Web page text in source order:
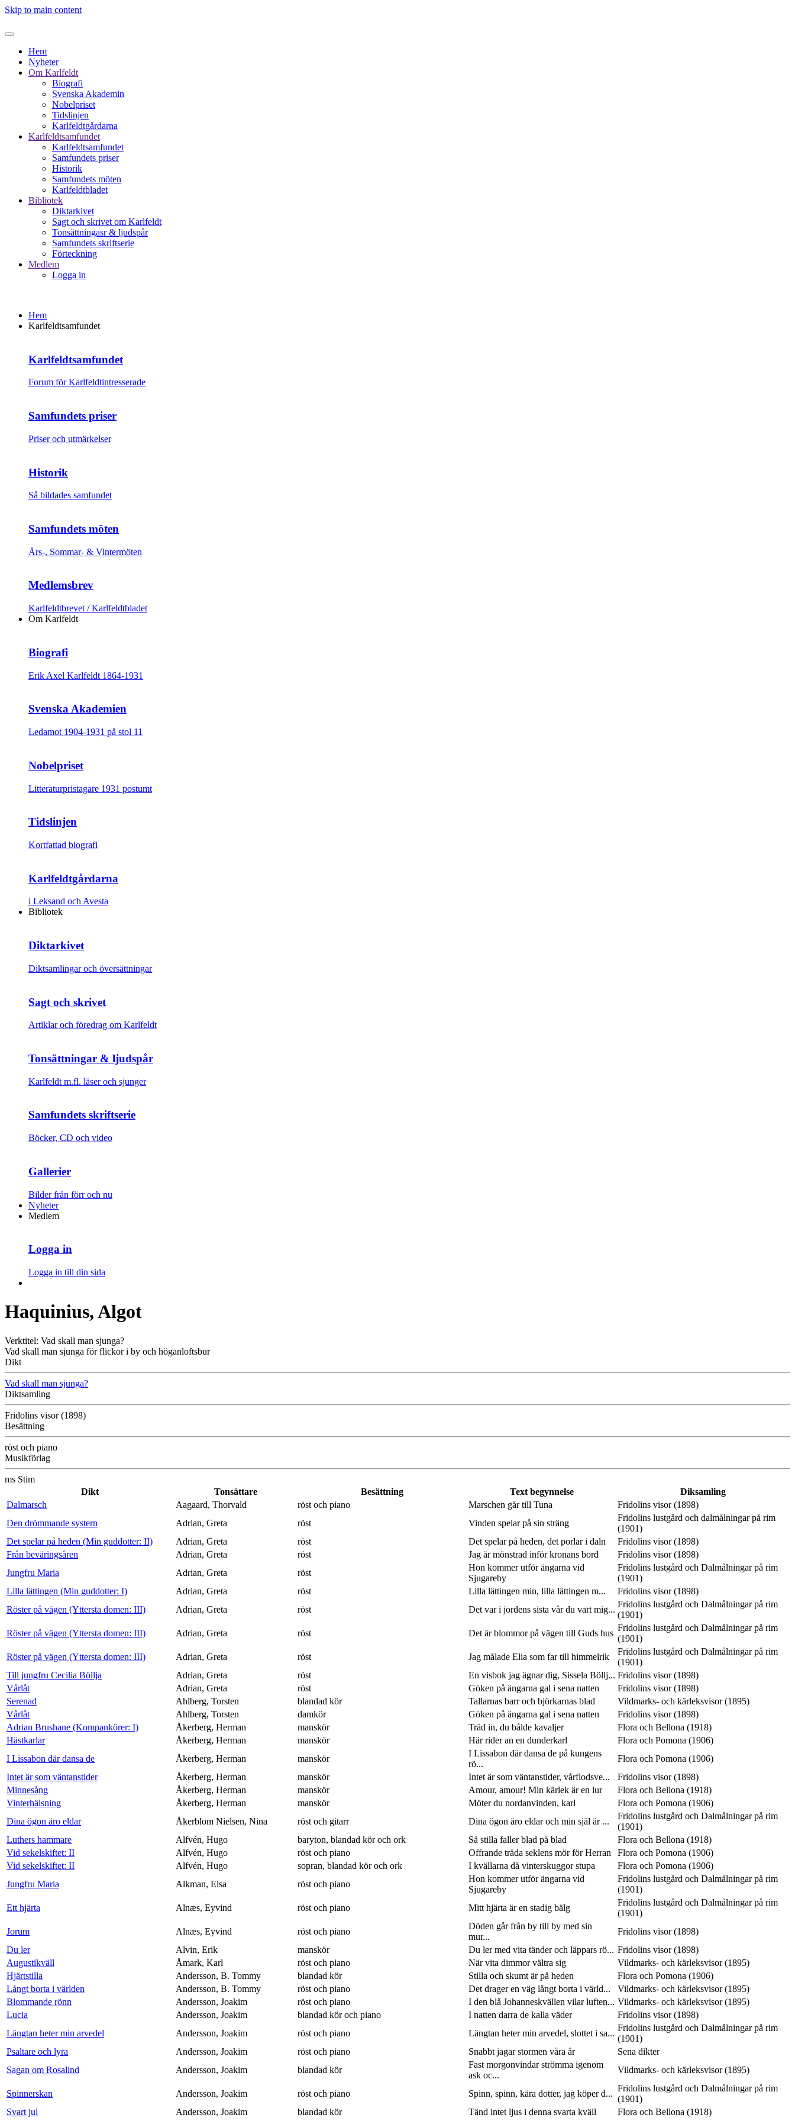
Skip to main content
Hem
Nyheter
Om Karlfeldt
Biografi
Svenska Akademin
Nobelpriset
Tidslinjen
Karlfeldtgårdarna
Karlfeldtsamfundet
Karlfeldtsamfundet
Samfundets priser
Historik
Samfundets möten
Karlfeldtbladet
Bibliotek
Diktarkivet
Sagt och skrivet om Karlfeldt
Tonsättningasr & ljudspår
Samfundets skriftserie
Förteckning
Medlem
Logga in
Hem
Karlfeldtsamfundet
Karlfeldtsamfundet
Forum för Karlfeldtintresserade
Samfundets priser
Priser och utmärkelser
Historik
Så bildades samfundet
Samfundets möten
Års-, Sommar- & Vintermöten
Medlemsbrev
Karlfeldtbrevet / Karlfeldtbladet
Om Karlfeldt
Biografi
Erik Axel Karlfeldt 1864-1931
Svenska Akademien
Ledamot 1904-1931 på stol 11
Nobelpriset
Litteraturpristagare 1931 postumt
Tidslinjen
Kortfattad biografi
Karlfeldtgårdarna
i Leksand och Avesta
Bibliotek
Diktarkivet
Diktsamlingar och översättningar
Sagt och skrivet
Artiklar och föredrag om Karlfeldt
Tonsättningar & ljudspår
Karlfeldt m.fl. läser och sjunger
Samfundets skriftserie
Böcker, CD och video
Gallerier
Bilder från förr och nu
Nyheter
Medlem
Logga in
Logga in till din sida
Haquinius, Algot
Verktitel: Vad skall man sjunga?
Vad skall man sjunga för flickor i by och höganloftsbur
Dikt
Vad skall man sjunga?
Diktsamling
Fridolins visor (1898)
Besättning
röst och piano
Musikförlag
ms Stim
Dikt
Tonsättare Besättning Text begynnelse
Diksamling
Dalmarsch
Aagaard, Thorvald röst och piano Marschen går till Tuna
Fridolins visor (1898)
Den drömmande systern
Adrian, Greta röst Vinden spelar på sin sträng
Fridolins lustgård och dalmålningar på rim
(1901)
Det spelar på heden (Min guddotter: II)
Adrian, Greta röst Det spelar på heden, det porlar i daln
Fridolins visor (1898)
Från beväringsåren
Adrian, Greta röst Jag är mönstrad inför kronans bord
Fridolins visor (1898)
Jungfru Maria
Adrian, Greta röst
Hon kommer utför ängarna vid
Sjugareby
Fridolins lustgård och Dalmålningar på rim
(1901)
Lilla lättingen (Min guddotter: I)
Adrian, Greta röst Lilla lättingen min, lilla lättingen m...
Fridolins visor (1898)
Röster på vägen (Yttersta domen: III)
Adrian, Greta röst Det var i jordens sista vår du vart mig...
Fridolins lustgård och Dalmålningar på rim
(1901)
Röster på vägen (Yttersta domen: III)
Adrian, Greta röst Det är blommor på vägen till Guds hus
Fridolins lustgård och Dalmålningar på rim
(1901)
Röster på vägen (Yttersta domen: III)
Adrian, Greta röst Jag målade Elia som far till himmelrik
Fridolins lustgård och Dalmålningar på rim
(1901)
Till jungfru Cecilia Böllja
Adrian, Greta röst En visbok jag ägnar dig, Sissela Böllj... Fridolins visor (1898)
Vårlåt
Adrian, Greta röst Göken på ängarna gal i sena natten
Fridolins visor (1898)
Serenad
Ahlberg, Torsten blandad kör Tallarnas barr och björkarnas blad
Vildmarks- och kärleksvisor (1895)
Vårlåt
Ahlberg, Torsten damkör Göken på ängarna gal i sena natten
Fridolins visor (1898)
Adrian Brushane (Kompankörer: I)
Åkerberg, Herman manskör Träd in, du bålde kavaljer
Flora och Bellona (1918)
Hästkarlar
Åkerberg, Herman manskör Här rider an en dunderkarl
Flora och Pomona (1906)
I Lissabon där dansa de
Åkerberg, Herman manskör
I Lissabon där dansa de på kungens
rö...
Flora och Pomona (1906)
Intet är som väntanstider
Åkerberg, Herman manskör Intet är som väntanstider, vårflodsve...
Fridolins visor (1898)
Minnesång
Åkerberg, Herman manskör Amour, amour! Min kärlek är en lur
Flora och Bellona (1918)
Vinterhälsning
Åkerberg, Herman manskör Möter du nordanvinden, karl
Flora och Pomona (1906)
Dina ögon äro eldar
Åkerblom Nielsen, Nina röst och gitarr Dina ögon äro eldar och min själ är ...
Fridolins lustgård och Dalmålningar på rim
(1901)
Luthers hammare
Alfvén, Hugo baryton, blandad kör och ork Så stilla faller blad på blad
Flora och Bellona (1918)
Vid sekelskiftet: II
Alfvén, Hugo röst och piano Offrande träda seklens mör för Herran
Flora och Pomona (1906)
Vid sekelskiftet: II
Alfvén, Hugo sopran, blandad kör och ork I kvällarna då vinterskuggor stupa
Flora och Pomona (1906)
Jungfru Maria
Alkman, Elsa röst och piano
Hon kommer utför ängarna vid
Sjugareby
Fridolins lustgård och Dalmålningar på rim
(1901)
Ett hjärta
Alnæs, Eyvind röst och piano Mitt hjärta är en stadig bälg
Fridolins lustgård och Dalmålningar på rim
(1901)
Jorum
Alnæs, Eyvind röst och piano
Döden går från by till by med sin
mur...
Fridolins visor (1898)
Du ler
Alvin, Erik manskör Du ler med vita tänder och läppars rö... Fridolins visor (1898)
Augustikväll
Åmark, Karl röst och piano När vita dimmor vältra sig
Vildmarks- och kärleksvisor (1895)
Hjärtstilla
Andersson, B. Tommy blandad kör Stilla och skumt är på heden
Flora och Pomona (1906)
Långt borta i världen
Andersson, B. Tommy röst och piano Det drager en väg långt borta i värld...
Vildmarks- och kärleksvisor (1895)
Blommande rönn
Andersson, Joakim röst och piano I den blå Johanneskvällen vilar luften... Vildmarks- och kärleksvisor (1895)
Lucia
Andersson, Joakim blandad kör och piano I natten darra de kalla väder
Fridolins visor (1898)
Längtan heter min arvedel
Andersson, Joakim röst och piano Längtan heter min arvedel, slottet i sa...
Fridolins lustgård och Dalmålningar på rim
(1901)
Psaltare och lyra
Andersson, Joakim röst och piano Snabbt jagar stormen våra år
Sena dikter
Sagan om Rosalind
Andersson, Joakim blandad kör
Fast morgonvindar strömma igenom
ask oc...
Vildmarks- och kärleksvisor (1895)
Spinnerskan Andersson, Joakim röst och piano Spinn, spinn, kära dotter, jag köper d...
Fridolins lustgård och Dalmålningar på rim
(1901)
Svart jul
Andersson, Joakim blandad kör Tänd intet ljus i denna svarta kväll
Flora och Bellona (1918)